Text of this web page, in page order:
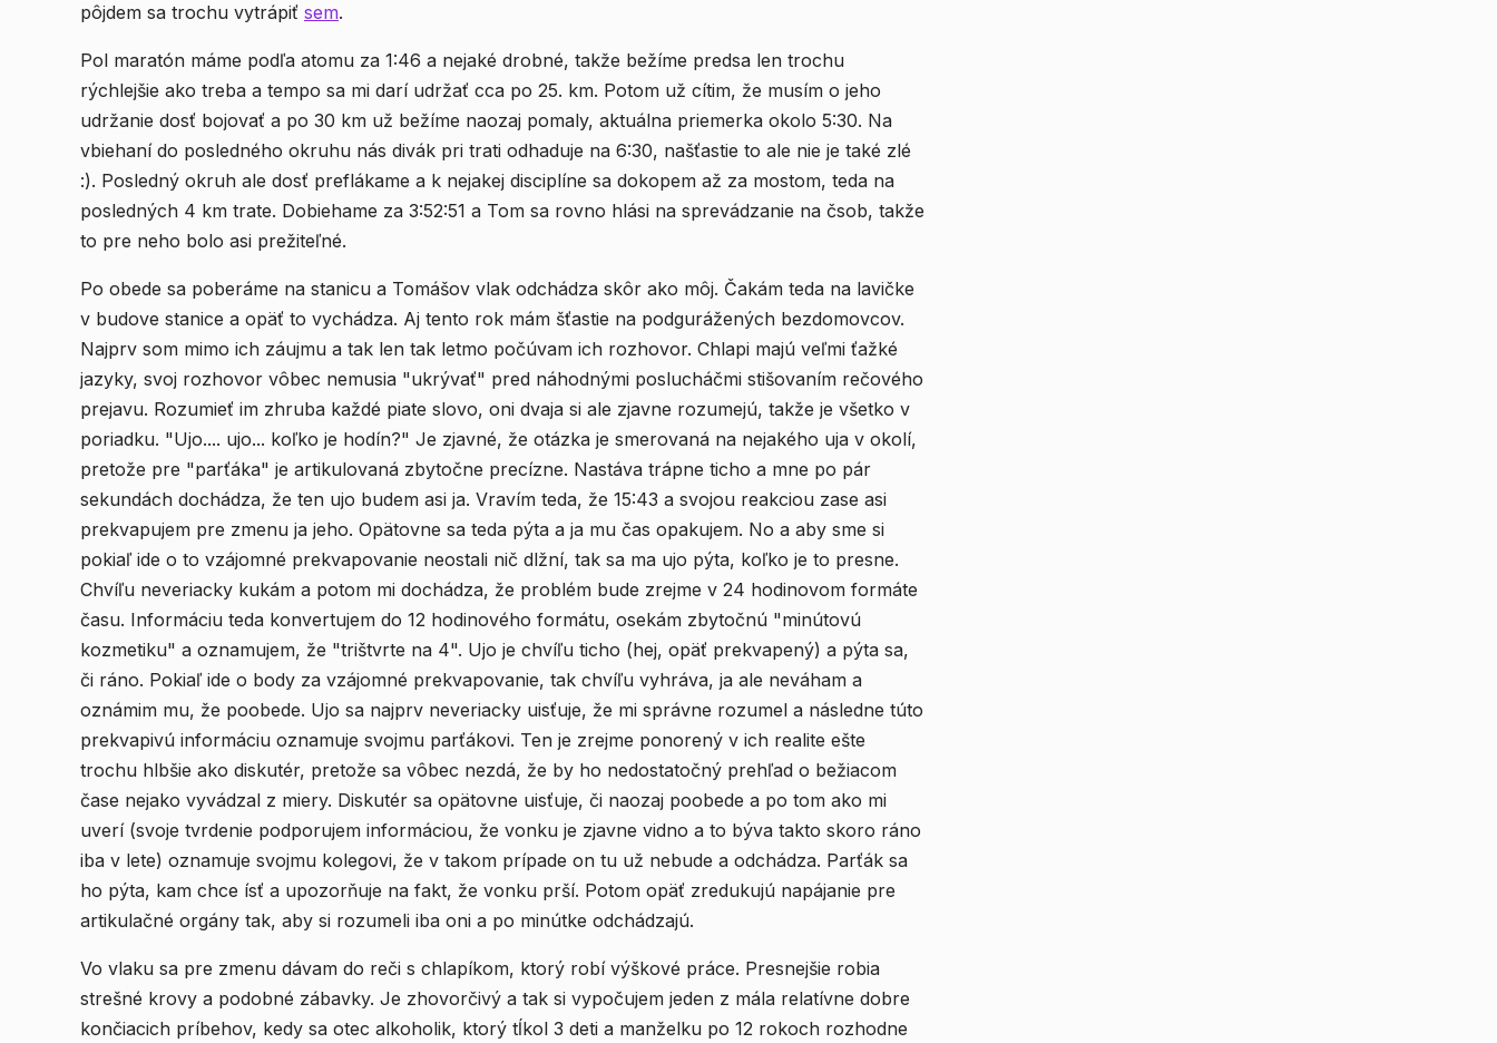
pôjdem sa trochu vytrápiť sem.
Pol maratón máme podľa atomu za 1:46 a nejaké drobné, takže bežíme predsa len trochu
rýchlejšie ako treba a tempo sa mi darí udržať cca po 25. km. Potom už cítim, že musím o jeho
udržanie dosť bojovať a po 30 km už bežíme naozaj pomaly, aktuálna priemerka okolo 5:30. Na
vbiehaní do posledného okruhu nás divák pri trati odhaduje na 6:30, našťastie to ale nie je také zlé
:). Posledný okruh ale dosť preflákame a k nejakej disciplíne sa dokopem až za mostom, teda na
posledných 4 km trate. Dobiehame za 3:52:51 a Tom sa rovno hlási na sprevádzanie na čsob, takže
to pre neho bolo asi prežiteľné.
Po obede sa poberáme na stanicu a Tomášov vlak odchádza skôr ako môj. Čakám teda na lavičke
v budove stanice a opäť to vychádza. Aj tento rok mám šťastie na podgurážených bezdomovcov.
Najprv som mimo ich záujmu a tak len tak letmo počúvam ich rozhovor. Chlapi majú veľmi ťažké
jazyky, svoj rozhovor vôbec nemusia "ukrývať" pred náhodnými poslucháčmi stišovaním rečového
prejavu. Rozumieť im zhruba každé piate slovo, oni dvaja si ale zjavne rozumejú, takže je všetko v
poriadku. "Ujo.... ujo... koľko je hodín?" Je zjavné, že otázka je smerovaná na nejakého uja v okolí,
pretože pre "parťáka" je artikulovaná zbytočne precízne. Nastáva trápne ticho a mne po pár
sekundách dochádza, že ten ujo budem asi ja. Vravím teda, že 15:43 a svojou reakciou zase asi
prekvapujem pre zmenu ja jeho. Opätovne sa teda pýta a ja mu čas opakujem. No a aby sme si
pokiaľ ide o to vzájomné prekvapovanie neostali nič dlžní, tak sa ma ujo pýta, koľko je to presne.
Chvíľu neveriacky kukám a potom mi dochádza, že problém bude zrejme v 24 hodinovom formáte
času. Informáciu teda konvertujem do 12 hodinového formátu, osekám zbytočnú "minútovú
kozmetiku" a oznamujem, že "trištvrte na 4". Ujo je chvíľu ticho (hej, opäť prekvapený) a pýta sa,
či ráno. Pokiaľ ide o body za vzájomné prekvapovanie, tak chvíľu vyhráva, ja ale neváham a
oznámim mu, že poobede. Ujo sa najprv neveriacky uisťuje, že mi správne rozumel a následne túto
prekvapivú informáciu oznamuje svojmu parťákovi. Ten je zrejme ponorený v ich realite ešte
trochu hlbšie ako diskutér, pretože sa vôbec nezdá, že by ho nedostatočný prehľad o bežiacom
čase nejako vyvádzal z miery. Diskutér sa opätovne uisťuje, či naozaj poobede a po tom ako mi
uverí (svoje tvrdenie podporujem informáciou, že vonku je zjavne vidno a to býva takto skoro ráno
iba v lete) oznamuje svojmu kolegovi, že v takom prípade on tu už nebude a odchádza. Parťák sa
ho pýta, kam chce ísť a upozorňuje na fakt, že vonku prší. Potom opäť zredukujú napájanie pre
artikulačné orgány tak, aby si rozumeli iba oni a po minútke odchádzajú.
Vo vlaku sa pre zmenu dávam do reči s chlapíkom, ktorý robí výškové práce. Presnejšie robia
strešné krovy a podobné zábavky. Je zhovorčivý a tak si vypočujem jeden z mála relatívne dobre
končiacich príbehov, kedy sa otec alkoholik, ktorý tĺkol 3 deti a manželku po 12 rokoch rozhodne